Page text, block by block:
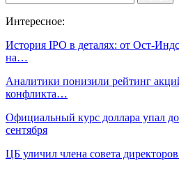
Интересное:
История IPO в деталях: от Ост-
на…
Аналитики понизили рейтинг
конфликта…
Официальный курс доллара упал
сентября
ЦБ уличил члена совета